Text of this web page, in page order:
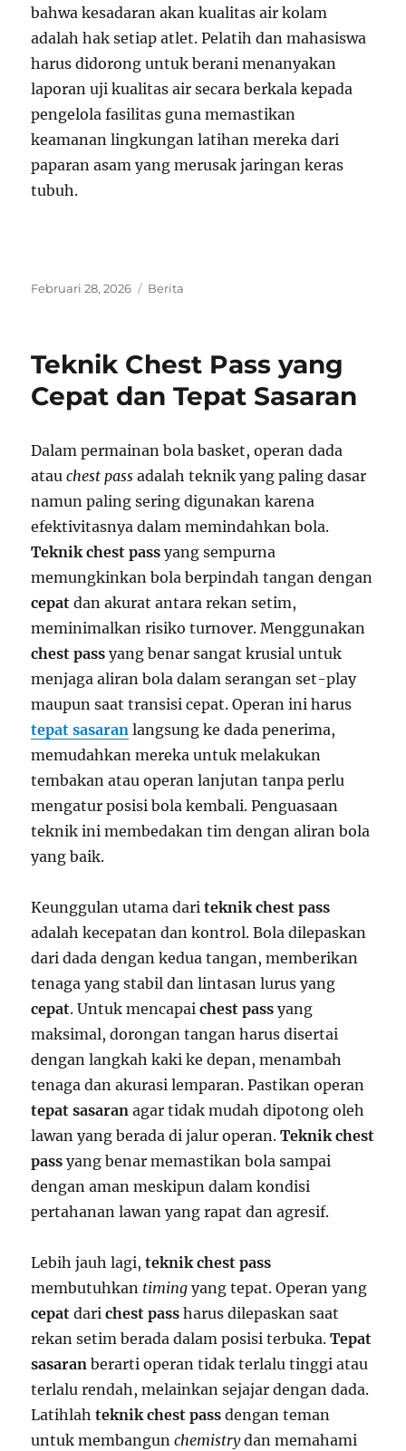
bahwa kesadaran akan kualitas air kolam
adalah hak setiap atlet. Pelatih dan mahasiswa
harus didorong untuk berani menanyakan
laporan uji kualitas air secara berkala kepada
pengelola fasilitas guna memastikan
keamanan lingkungan latihan mereka dari
paparan asam yang merusak jaringan keras
tubuh.
Posted
Februari 28, 2026 Categories
Berita
Teknik Chest Pass yang
Cepat dan Tepat Sasaran
Dalam permainan bola basket, operan dada
atauchest pass adalah teknik yang paling dasar
namun paling sering digunakan karena
efektivitasnya dalam memindahkan bola.
Teknik chest pass yang sempurna
memungkinkan bola berpindah tangan dengan
cepat dan akurat antara rekan setim,
meminimalkan risiko turnover. Menggunakan
chest pass yang benar sangat krusial untuk
menjaga aliran bola dalam serangan set-play
maupun saat transisi cepat. Operan ini harus
tepat sasaran langsung ke dada penerima,
memudahkan mereka untuk melakukan
tembakan atau operan lanjutan tanpa perlu
mengatur posisi bola kembali. Penguasaan
teknik ini membedakan tim dengan aliran bola
yang baik.
Keunggulan utama dariteknik chest pass
adalah kecepatan dan kontrol. Bola dilepaskan
dari dada dengan kedua tangan, memberikan
tenaga yang stabil dan lintasan lurus yang
cepat. Untuk mencapaichest pass yang
maksimal, dorongan tangan harus disertai
dengan langkah kaki ke depan, menambah
tenaga dan akurasi lemparan. Pastikan operan
tepat sasaran agar tidak mudah dipotong oleh
lawan yang berada di jalur operan.Teknik chest
pass yang benar memastikan bola sampai
dengan aman meskipun dalam kondisi
pertahanan lawan yang rapat dan agresif.
Lebih jauh lagi,teknik chest pass
membutuhkan timing yang tepat. Operan yang
cepat darichest pass harus dilepaskan saat
rekan setim berada dalam posisi terbuka.Tepat
sasaran berarti operan tidak terlalu tinggi atau
terlalu rendah, melainkan sejajar dengan dada.
Latihlahteknik chest pass dengan teman
untuk membangunchemistrydan memahami